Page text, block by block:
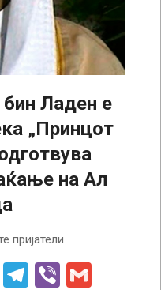
Ладен е
„Принцот
на Ал
пријатели
Messenger
Telegram
Viber